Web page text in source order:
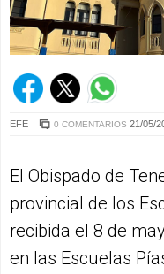
EFE 0 COMENTARIOS 21/05/
El Obispado de
provincial de los
recibida el 8 de
en las Escuelas